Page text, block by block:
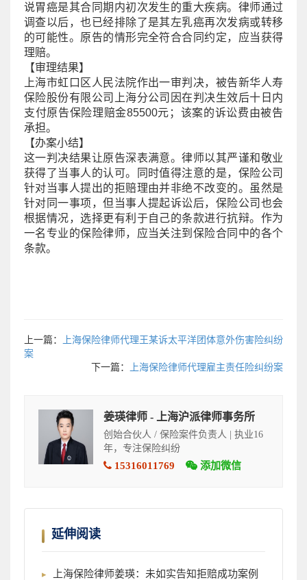
说胃癌是其合同期内初次发生的重大疾病。律师通过
调查以后，也已经排除了是其左乳癌再次发病或转移
的可能性。原告的情形完全符合合同约定，应当获得
理赔。
【审理结果】
上海市虹口区人民法院作出一审判决，被告新华人寿
保险股份有限公司上海分公司因在判决生效后十日内
支付原告保险理赔金85500元；该案的诉讼费由被告
承担。
【办案小结】
这一判决结果让原告深表满意。律师以其严谨和敬业
获得了当事人的认可。同时值得注意的是，保险公司
针对当事人提出的拒赔理由并非绝不改变的。虽然是
针对同一事项，但当事人提起诉讼后，保险公司也会
根据情况，选择更有利于自己的条款进行抗辩。作为
一名专业的保险律师，应当关注到保险合同中的各个
条款。
上一篇：
上海保险律师代理王某诉太平洋团体意外伤害险纠纷
案
下一篇：
上海保险律师代理雇主责任险纠纷案
姜瑛律师 - 上海沪派律师事务所
创始合伙人 / 保险案件负责人 | 执业16
年，专注保险纠纷
15316011769 添加微信
延伸阅读
上海保险律师姜瑛：未如实告知拒赔成功案例